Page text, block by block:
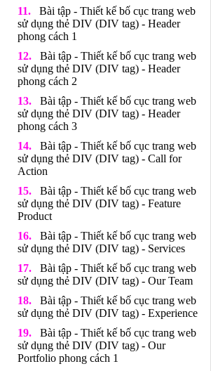
Bài tập - Thiết kế bố cục trang web
sử dụng thẻ DIV (DIV tag) - Header
phong cách 1
Bài tập - Thiết kế bố cục trang web
sử dụng thẻ DIV (DIV tag) - Header
phong cách 2
Bài tập - Thiết kế bố cục trang web
sử dụng thẻ DIV (DIV tag) - Header
phong cách 3
Bài tập - Thiết kế bố cục trang web
sử dụng thẻ DIV (DIV tag) - Call for
Action
Bài tập - Thiết kế bố cục trang web
sử dụng thẻ DIV (DIV tag) - Feature
Product
Bài tập - Thiết kế bố cục trang web
sử dụng thẻ DIV (DIV tag) - Services
Bài tập - Thiết kế bố cục trang web
sử dụng thẻ DIV (DIV tag) - Our Team
Bài tập - Thiết kế bố cục trang web
sử dụng thẻ DIV (DIV tag) - Experience
Bài tập - Thiết kế bố cục trang web
sử dụng thẻ DIV (DIV tag) - Our
Portfolio phong cách 1